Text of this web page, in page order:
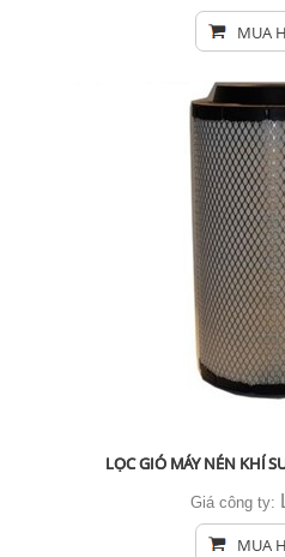
MUA
LỌC GIÓ MÁY NÉN KHÍ
Giá công ty:
MUA